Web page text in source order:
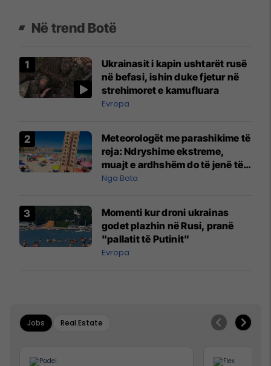
Në trend Botë
Ukrainasit i kapin ushtarët rusë
në befasi, ishin duke fjetur në
strehimoret e kamufluara
Evropa
Meteorologët me parashikime të
reja: Ndryshime ekstreme,
muajt e ardhshëm do të jenë të
pazakontë
Nga Bota
Momenti kur droni ukrainas
godet plazhin në Rusi, pranë
"pallatit të Putinit"
Evropa
Jobs Real Estate